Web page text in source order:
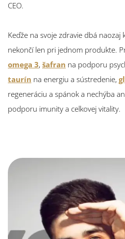
CEO.
Keďže na svoje zdravie dbá naozaj
nekončí len pri jednom produkte.
omega 3, šafran na podporu
taurín na energiu a sústredenie,
regeneráciu a spánok a nechýba
podporu imunity a celkovej vitality.